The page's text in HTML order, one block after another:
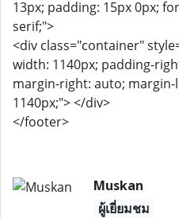
13px; padding: 15px 0px;
serif;">
<div class="container"
width: 1140px; padding-
margin-right: auto;
1140px;"> </div>
</footer>
Muskan
ผู้เยี่ยมชม